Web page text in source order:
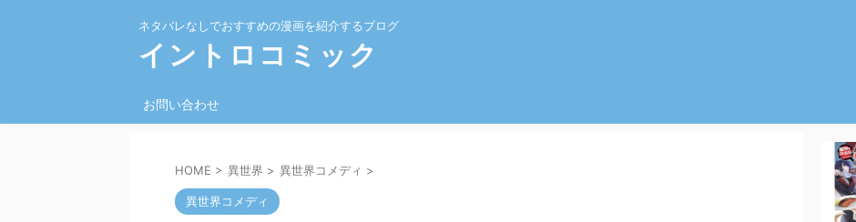
ネタバレなしでおすすめの漫画を紹介するブログ
イントロコミック
お問い合わせ
HOME > 異世界 > 異世界コメディ >
異世界コメディ